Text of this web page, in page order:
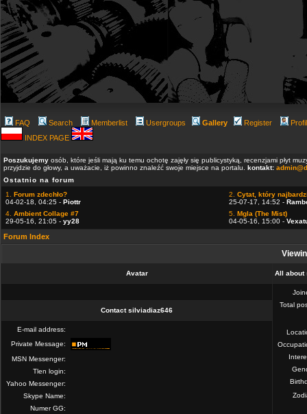
FAQ Search Memberlist Usergroups Gallery Register
INDEX PAGE
Poszukujemy osób, które jeśli mają ku temu ochotę zajęły się publicystyką, recenzjami płyt
przyjdzie do głowy, a uważacie, iż powinno znaleźć swoje miejsce na portalu. kontakt:
Ostatnio na forum
1. Forum zdechło?
04-02-18, 04:25 - Piottr
2. Cytat, który
25-07-17, 14:52 -
4. Ambient Collage #7
29-05-16, 21:05 - yy28
5. Mgla (The Mist)
04-05-16, 15:00 -
Forum Index
Avatar All about
Total
Contact silviadiaz646
E-mail address:
Private Message:
MSN Messenger:
Tlen login:
Yahoo Messenger:
Skype Name:
Numer GG: